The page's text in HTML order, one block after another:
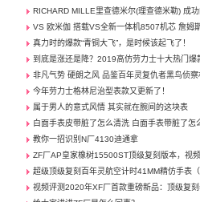
RICHARD MILLE里查德米尔(理查德米勒) 成
VS 欧米伽 搭载VS全新一体机8507机芯 詹姆
真力时的爆款“青铜大飞”，是时候该起飞了！
到底是涨还是降？2019高仿劳力士十大热门爆
非凡气势 硬朗之风 品鉴百年灵复仇者黑鸟侦察
今年劳力士格林尼治型表款又更新了！
属于男人的意式风情 其实就在腕间的这块表
白面手表皮带脏了怎么清洗 白面手表带脏了怎
教你一招识别N厂4130迪通拿
ZF厂AP皇家橡树15500ST顶级复刻版本，视
超级顶级复刻百年灵航空计时41MM精仿手表（
视频评测2020年XF厂首款重磅新品：顶级复